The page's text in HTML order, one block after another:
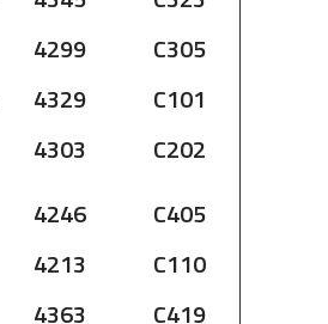
4299
C305
4329
C101
4303
C202
4246
C405
4213
C110
4363
C419